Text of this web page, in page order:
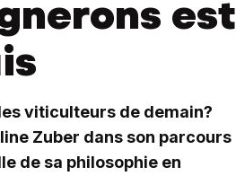
est
viticulteurs de demain?
Zuber dans son parcours
de sa philosophie en